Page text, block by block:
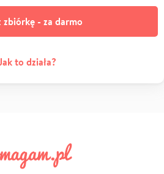
zbiórkę - za darmo
to działa?